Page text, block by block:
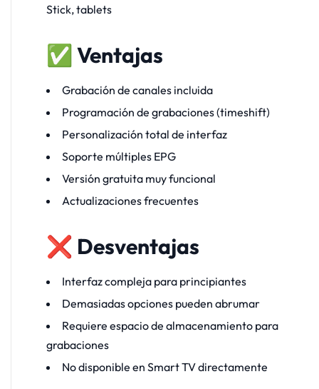
Stick, tablets
✅ Ventajas
Grabación de canales incluida
Programación de grabaciones (timeshift)
Personalización total de interfaz
Soporte múltiples EPG
Versión gratuita muy funcional
Actualizaciones frecuentes
❌ Desventajas
Interfaz compleja para principiantes
Demasiadas opciones pueden abrumar
Requiere espacio de almacenamiento para
grabaciones
No disponible en Smart TV directamente